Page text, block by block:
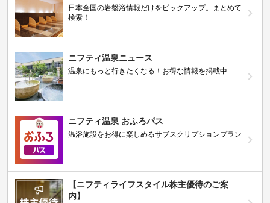
日本全国の岩盤浴情報だけをピックアップ。まとめて
検索！
ニフティ温泉ニュース
温泉にもっと行きたくなる！お得な情報を掲載中
ニフティ温泉 おふろパス
温浴施設をお得に楽しめるサブスクリプションプラン
【ニフティライフスタイル株主優待のご案
内】